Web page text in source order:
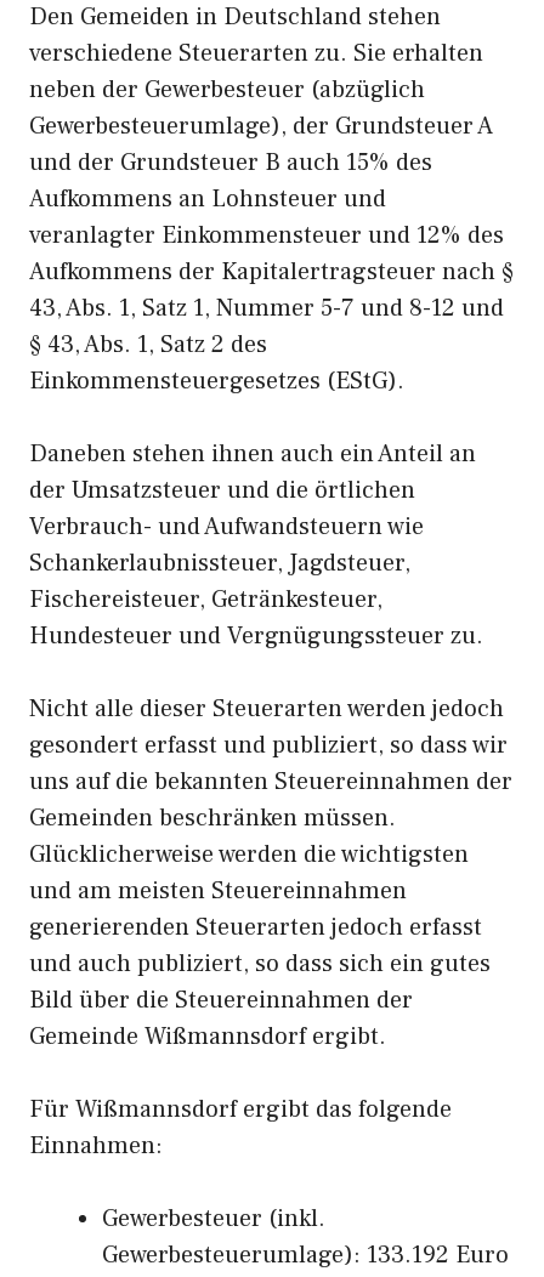
Den Gemeiden in Deutschland stehen
verschiedene Steuerarten zu. Sie erhalten
neben der Gewerbesteuer (abzüglich
Gewerbesteuerumlage), der Grundsteuer A
und der Grundsteuer B auch 15% des
Aufkommens an Lohnsteuer und
veranlagter Einkommensteuer und 12% des
Aufkommens der Kapitalertragsteuer nach §
43, Abs. 1, Satz 1, Nummer 5-7 und 8-12 und
§ 43, Abs. 1, Satz 2 des
Einkommensteuergesetzes (EStG).
Daneben stehen ihnen auch ein Anteil an
der Umsatzsteuer und die örtlichen
Verbrauch- und Aufwandsteuern wie
Schankerlaubnissteuer, Jagdsteuer,
Fischereisteuer, Getränkesteuer,
Hundesteuer und Vergnügungssteuer zu.
Nicht alle dieser Steuerarten werden jedoch
gesondert erfasst und publiziert, so dass wir
uns auf die bekannten Steuereinnahmen der
Gemeinden beschränken müssen.
Glücklicherweise werden die wichtigsten
und am meisten Steuereinnahmen
generierenden Steuerarten jedoch erfasst
und auch publiziert, so dass sich ein gutes
Bild über die Steuereinnahmen der
Gemeinde Wißmannsdorf ergibt.
Für Wißmannsdorf ergibt das folgende
Einnahmen:
Gewerbesteuer (inkl.
Gewerbesteuerumlage): 133.192 Euro